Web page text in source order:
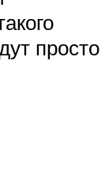
просто